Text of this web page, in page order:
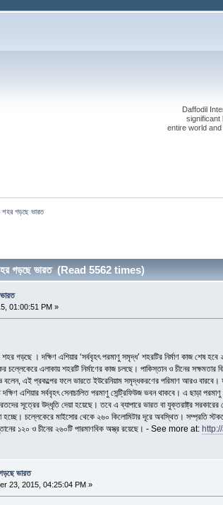
Daffodil
significant
entire world
শহর গড়ছে ভারত
গড়ছে ভারত (Read 5562 times)
01:00:51 PM »
গড়ছে । দক্ষিণ এশিয়ার ‘সর্ববৃহৎ পরমাণু সমৃদ্ধ’ শহরটির নির্মাণ কাজ শেষ
চল্লেকেরে এলাকায় শহরটি নির্মাণের কাজ চলছে। পাকিস্তান ও চীনের
বলেন, এই প্রকল্পের ফলে ভারতে ইউরেনিয়াম সমৃদ্ধকরণের পরিমাণ আরও
এশিয়ার সর্ববৃহৎ সেনাচালিত পরমাণু সেন্ট্রিফিউজ ভবন থাকবে। এ ছাড়া
সূত্রের উদ্ধৃতি দেয়া হয়েছে। তবে এ ব্যাপারে ভারত বা যুক্তরাষ্ট্র
চল্লেকেরে মাইসোর থেকে ২৬০ কিলোমিটার দূরে অবস্থিত। সম্প্রতি
১২০ ও চীনের ২৬০টি পারমাণবিক অস্ত্র রয়েছে। - See more at:
ভারত
23, 2015, 04:25:04 PM »